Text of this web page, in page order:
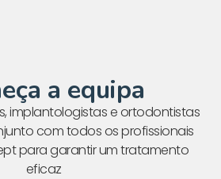
a equipa
implantologistas e ortodontistas
com todos os profissionais
para garantir um tratamento
eficaz